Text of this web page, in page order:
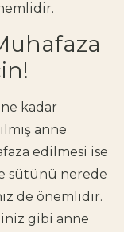
kadar
anne
edilmesi ise
sütünü nerede
de önemlidir.
gibi anne